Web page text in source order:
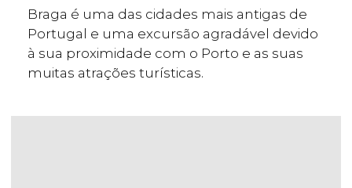
Braga é uma das cidades mais antigas de
Portugal e uma excursão agradável devido
à sua proximidade com o Porto e as suas
muitas atrações turísticas.